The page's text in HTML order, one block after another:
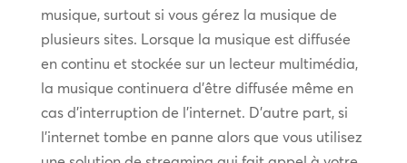
musique, surtout si vous gérez la musique de
plusieurs sites. Lorsque la musique est diffusée
en continu et stockée sur un lecteur multimédia,
la musique continuera d’être diffusée même en
cas d’interruption de l’internet. D’autre part, si
l’internet tombe en panne alors que vous utilisez